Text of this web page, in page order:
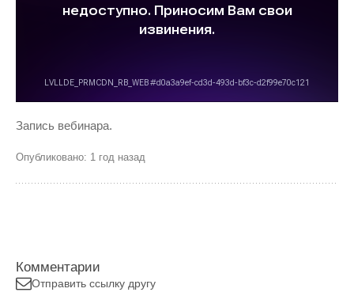
Запись вебинара.
Опубликовано: 1 год назад
Комментарии
Отправить ссылку другу